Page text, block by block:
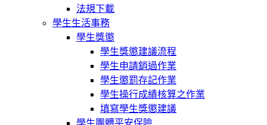
法規下載
學生生活事務
學生獎懲
學生獎懲建議流程
學生申請銷過作業
學生懲罰存記作業
學生操行成績核算之作業
填寫學生獎懲建議
學生團體平安保險